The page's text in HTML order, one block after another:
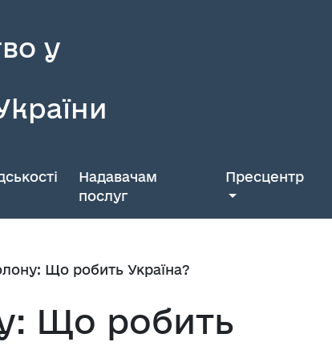
у
Надавачам
послуг
Пресцентр
Що робить Україна?
Що робить